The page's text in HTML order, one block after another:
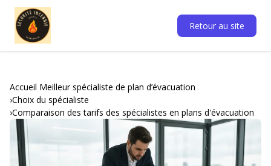
Retour au site
Accueil Meilleur spécialiste de plan d’évacuation
Choix du spécialiste
Comparaison des tarifs des spécialistes en plans d'évacuation